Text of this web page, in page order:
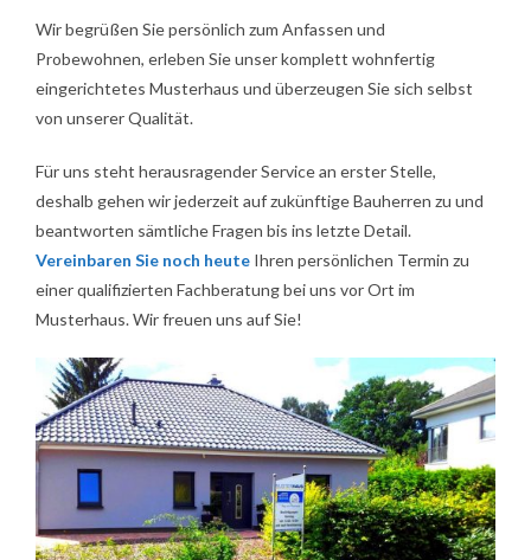
Energieberatung
Wir begrüßen Sie persönlich zum Anfassen und
Probewohnen, erleben Sie unser komplett wohnfertig
eingerichtetes Musterhaus und überzeugen Sie sich selbst
von unserer Qualität.
Für uns steht herausragender Service an erster Stelle,
deshalb gehen wir jederzeit auf zukünftige Bauherren zu und
beantworten sämtliche Fragen bis ins letzte Detail.
Vereinbaren Sie noch heute Ihren persönlichen Termin zu
einer qualifizierten Fachberatung bei uns vor Ort im
Musterhaus. Wir freuen uns auf Sie!